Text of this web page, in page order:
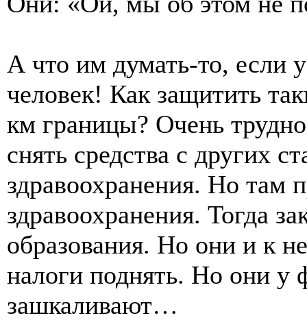
А что им думать-то, если
человек! Как защитить
км границы? Очень
снять средства с других
здравоохранения. Но
здравоохранения. Тогда
образования. Но они и к
налоги поднять. Но они у
зашкаливают…